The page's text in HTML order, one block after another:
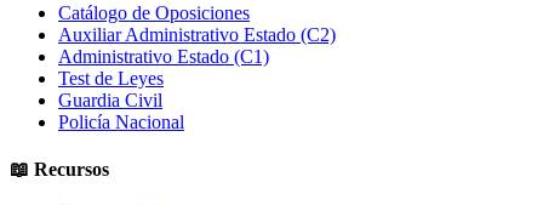
Catálogo de Oposiciones
Auxiliar Administrativo Estado (C2)
Administrativo Estado (C1)
Test de Leyes
Guardia Civil
Policía Nacional
📖 Recursos